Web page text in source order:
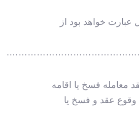
موضوع این فصل عبارت خواهد بود از
فسخ یا اقامه
عقد و فسخ یا